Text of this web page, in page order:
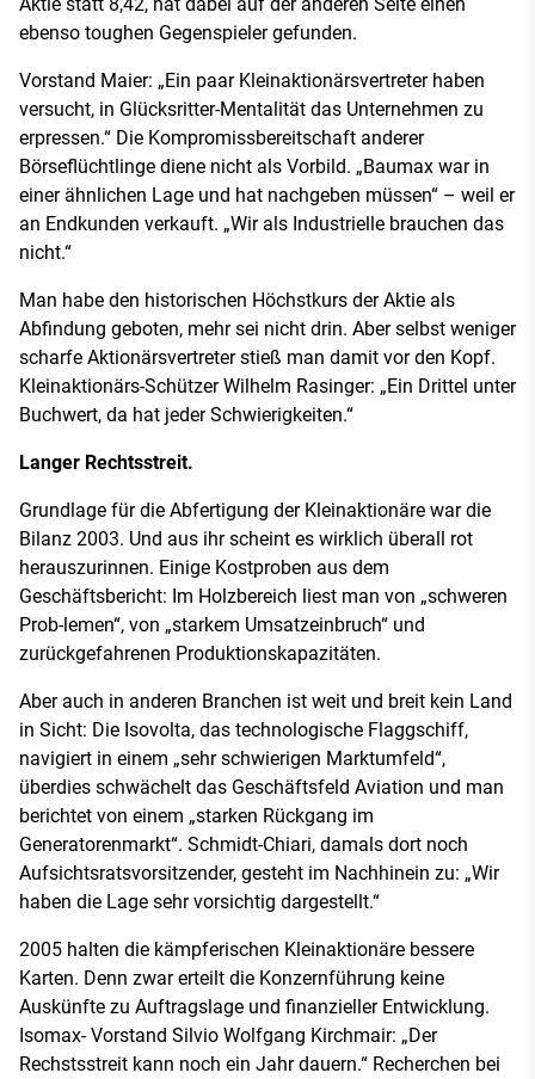
ebenso toughen Gegenspieler gefunden.
Vorstand Maier: „Ein paar Kleinaktionärsvertreter haben
versucht, in Glücksritter-Mentalität das Unternehmen zu
erpressen.“ Die Kompromissbereitschaft anderer
Börseflüchtlinge diene nicht als Vorbild. „Baumax war in
einer ähnlichen Lage und hat nachgeben müssen“ – weil er
an Endkunden verkauft. „Wir als Industrielle brauchen das
nicht.“
Man habe den historischen Höchstkurs der Aktie als
Abfindung geboten, mehr sei nicht drin. Aber selbst weniger
scharfe Aktionärsvertreter stieß man damit vor den Kopf.
Kleinaktionärs-Schützer Wilhelm Rasinger: „Ein Drittel unter
Buchwert, da hat jeder Schwierigkeiten.“
Langer Rechtsstreit.
Grundlage für die Abfertigung der Kleinaktionäre war die
Bilanz 2003. Und aus ihr scheint es wirklich überall rot
herauszurinnen. Einige Kostproben aus dem
Geschäftsbericht: Im Holzbereich liest man von „schweren
Prob-lemen“, von „starkem Umsatzeinbruch“ und
zurückgefahrenen Produktionskapazitäten.
Aber auch in anderen Branchen ist weit und breit kein Land
in Sicht: Die Isovolta, das technologische Flaggschiff,
navigiert in einem „sehr schwierigen Marktumfeld“,
überdies schwächelt das Geschäftsfeld Aviation und man
berichtet von einem „starken Rückgang im
Generatorenmarkt“. Schmidt-Chiari, damals dort noch
Aufsichtsratsvorsitzender, gesteht im Nachhinein zu: „Wir
haben die Lage sehr vorsichtig dargestellt.“
2005 halten die kämpferischen Kleinaktionäre bessere
Karten. Denn zwar erteilt die Konzernführung keine
Auskünfte zu Auftragslage und finanzieller Entwicklung.
Isomax- Vorstand Silvio Wolfgang Kirchmair: „Der
Rechstsstreit kann noch ein Jahr dauern.“ Recherchen bei